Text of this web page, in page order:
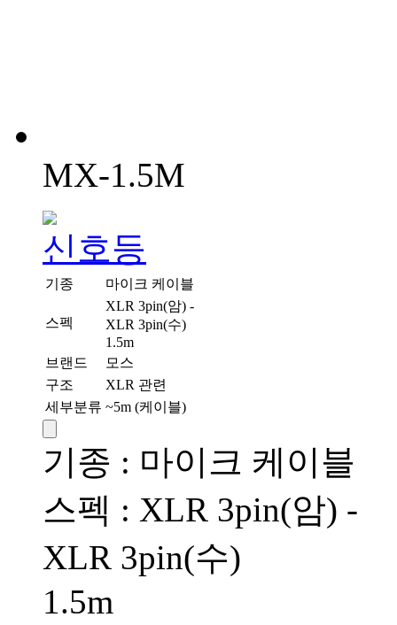
MX-1.5M
기종 마이크 케이블
스펙
XLR 3pin(암) -
XLR 3pin(수)
1.5m
브랜드
모스
구조
XLR 관련
세부분류 ~5m (케이블)
기종 : 마이크 케이블
스펙 : XLR 3pin(암) -
XLR 3pin(수)
1.5m